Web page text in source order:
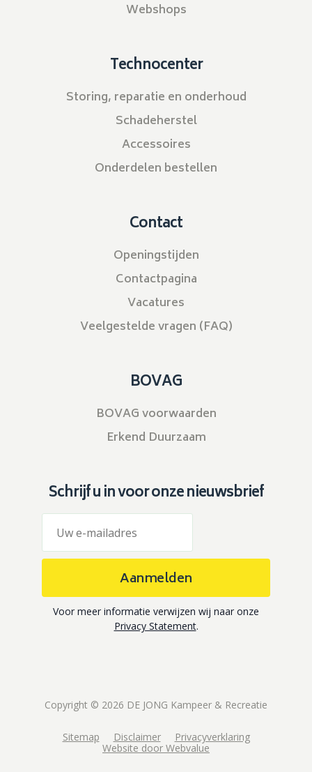
Webshops
Technocenter
Storing, reparatie en onderhoud
Schadeherstel
Accessoires
Onderdelen bestellen
Contact
Openingstijden
Contactpagina
Vacatures
Veelgestelde vragen (FAQ)
BOVAG
BOVAG voorwaarden
Erkend Duurzaam
Schrijf u in voor onze nieuwsbrief
Aanmelden
Voor meer informatie verwijzen wij naar onze
Privacy Statement.
Copyright © 2026 DE JONG Kampeer & Recreatie
Sitemap Disclaimer
Privacyverklaring
Website door Webvalue